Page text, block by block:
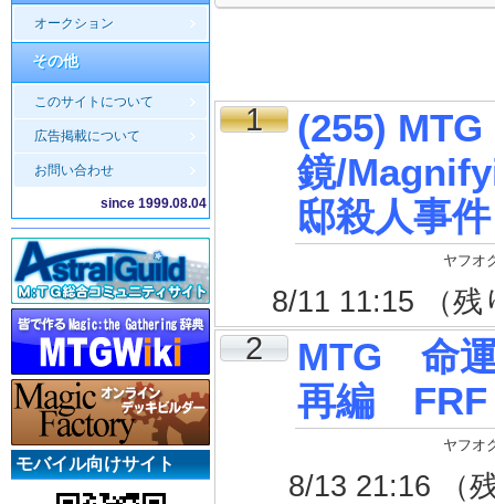
オークション
その他
このサイトについて
広告掲載について
お問い合わせ
since 1999.08.04
モバイル向けサイト
1
(255)
鏡/
邸殺人事
ヤフオ
8/11 11:15 （
2
MTG 命
再編
ヤフオ
8/13 21:16 （